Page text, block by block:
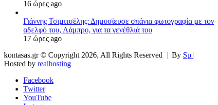
16 ώρες ago
Γιάννης Τσιμιτσέλης: Δημοσίευσε σπάνια φωτογραφία με τον
αδελφό του, Λάμπρο, για τα γενέθλιά του
17 ώρες ago
kontasas.gr © Copyright 2026, All Rights Reserved | By Sp |
Hosted by realhosting
Facebook
Twitter
YouTube